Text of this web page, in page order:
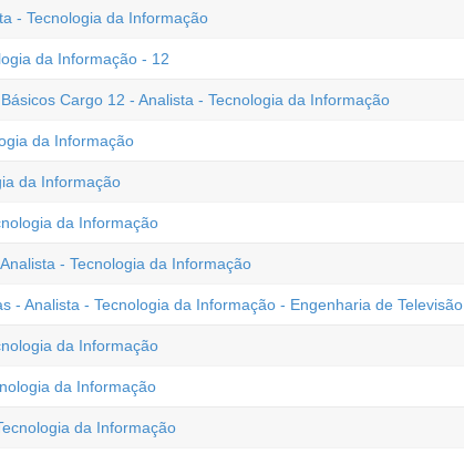
- Tecnologia da Informação
da Informação - 12
Cargo 12 - Analista - Tecnologia da Informação
da Informação
da Informação
da Informação
- Tecnologia da Informação
- Analista - Tecnologia da Informação - Engenharia de Televisão
da Informação
da Informação
da Informação